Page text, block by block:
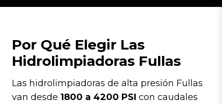
Por Qué Elegir Las
Hidrolimpiadoras Fullas
Las hidrolimpiadoras de alta presión Fullas
van desde 1800 a 4200 PSI con caudales